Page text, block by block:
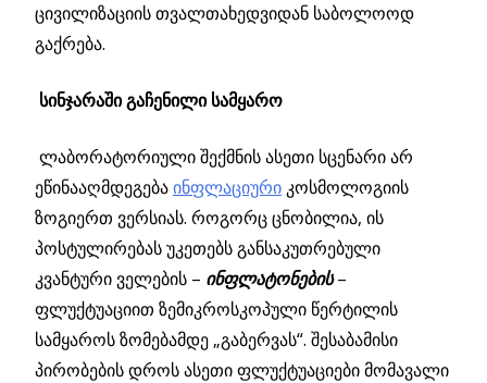
ცივილიზაციის თვალთახედვიდან საბოლოოდ
გაქრება.
სინჯარაში გაჩენილი სამყარო
ლაბორატორიული შექმნის ასეთი სცენარი არ
ეწინააღმდეგებაინფლაციური კოსმოლოგიის
ზოგიერთ ვერსიას. როგორც ცნობილია, ის
პოსტულირებას უკეთებს განსაკუთრებული
კვანტური ველების – ინფლატონების–
ფლუქტუაციით ზემიკროსკოპული წერტილის
სამყაროს ზომებამდე „გაბერვას“. შესაბამისი
პირობების დროს ასეთი ფლუქტუაციები მომავალი